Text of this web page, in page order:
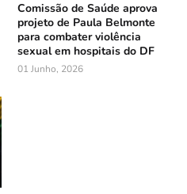
Comissão de Saúde aprova
projeto de Paula Belmonte
para combater violência
sexual em hospitais do DF
01 Junho, 2026